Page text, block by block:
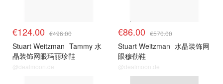
€124.00 €496.00
Stuart Weitzman Tammy 水
晶装饰网眼玛丽珍鞋
@dealmoon.de
€86.00 €570.00
Stuart Weitzman 水晶装饰网
眼穆勒鞋
@dealmoon.de